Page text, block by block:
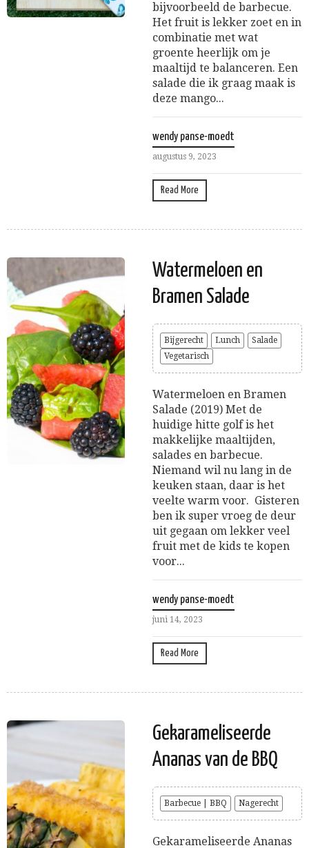
bijvoorbeeld de barbecue.
Het fruit is lekker zoet en in
combinatie met wat
groente heerlijk om je
maaltijd te balanceren. Een
salade die ik graag maak is
deze mango...
wendy panse-moedt
augustus 9, 2023
Read More
Watermeloen en
Bramen Salade
Bijgerecht Lunch
Salade
Vegetarisch
Watermeloen en Bramen
Salade (2019) Met de
huidige hitte golf is het
makkelijke maaltijden,
salades en barbecue.
Niemand wil nu lang in de
keuken staan, daar is het
veelte warm voor. Gisteren
ben ik super vroeg de deur
uit gegaan om lekker veel
fruit met de kids te kopen
voor...
wendy panse-moedt
juni 14, 2023
Read More
Gekarameliseerde
Ananas van de BBQ
Barbecue | BBQ Nagerecht
Gekarameliseerde Ananas